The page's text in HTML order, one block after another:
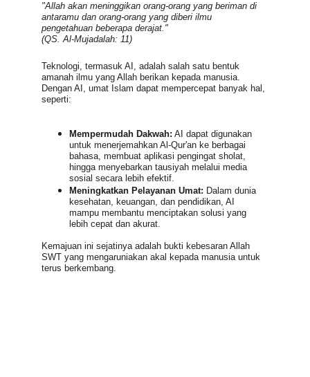
"Allah akan meninggikan orang-orang yang beriman di
antaramu dan orang-orang yang diberi ilmu
pengetahuan beberapa derajat."
(QS. Al-Mujadalah: 11)
Teknologi, termasuk AI, adalah salah satu bentuk
amanah ilmu yang Allah berikan kepada manusia.
Dengan AI, umat Islam dapat mempercepat banyak hal,
seperti:
Mempermudah Dakwah: AI dapat digunakan
untuk menerjemahkan Al-Qur'an ke berbagai
bahasa, membuat aplikasi pengingat sholat,
hingga menyebarkan tausiyah melalui media
sosial secara lebih efektif.
Meningkatkan Pelayanan Umat: Dalam dunia
kesehatan, keuangan, dan pendidikan, AI
mampu membantu menciptakan solusi yang
lebih cepat dan akurat.
Kemajuan ini sejatinya adalah bukti kebesaran Allah
SWT yang mengaruniakan akal kepada manusia untuk
terus berkembang.